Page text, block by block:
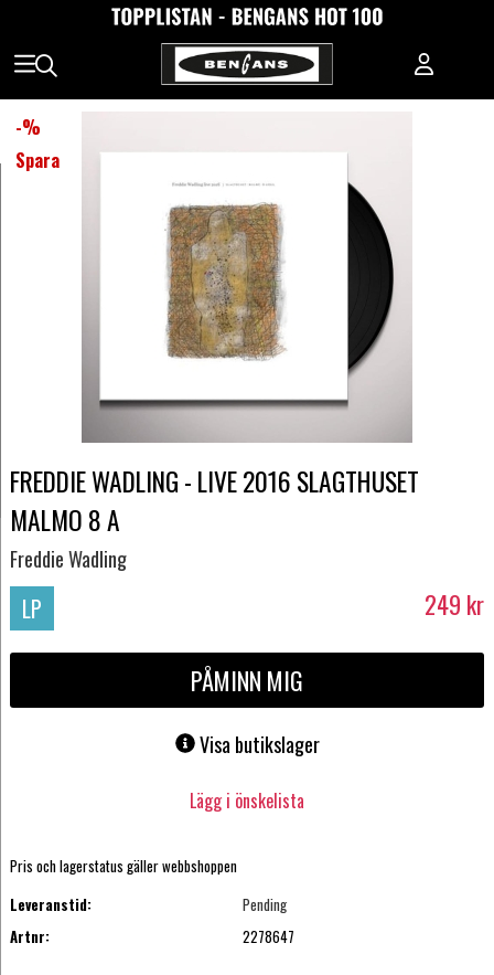
-%
Spara
FREDDIE WADLING - LIVE 2016 SLAGTHUSET
MALMO 8 A
Freddie Wadling
LP 249 kr
PÅMINN MIG
Visa butikslager
Lägg i önskelista
Pris och lagerstatus gäller webbshoppen
Leveranstid:
Pending
Artnr:
2278647